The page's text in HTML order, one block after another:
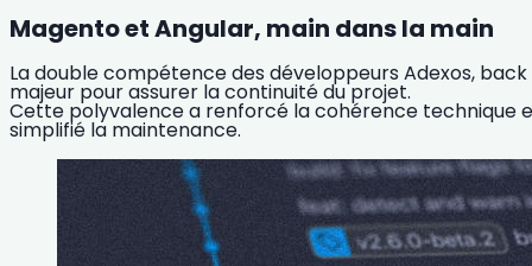
Magento et Angular, main dans la main
La double compétence des développeurs Adexos,
majeur pour assurer la continuité du projet.
Cette polyvalence a renforcé la cohérence technique
simplifié la maintenance.